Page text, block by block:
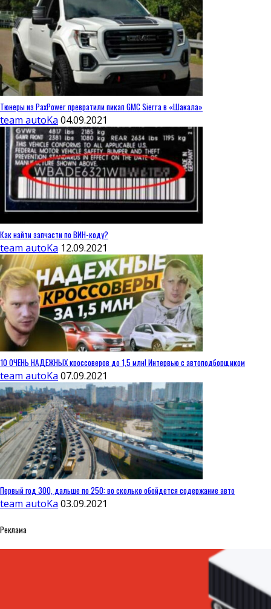
Тюнеры из PaxPower превратили пикап GMC Sierra в «Шакала»
team autoKa 04.09.2021
Как найти запчасти по ВИН-коду?
team autoKa 12.09.2021
10 ОЧЕНЬ НАДЕЖНЫХ кроссоверов до 1,5 млн! Интервью с автоподборщиком
team autoKa 07.09.2021
Первый год 300, дальше по 250: во сколько обойдется содержание авто
team autoKa 03.09.2021
Реклама